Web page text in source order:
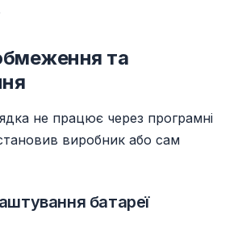
та
не працює через програмні
виробник або сам
батареї